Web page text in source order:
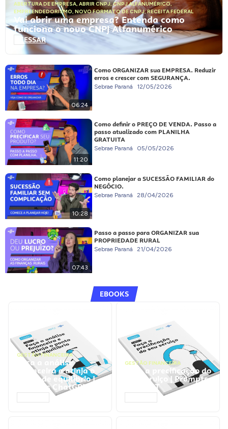
ABERTURA DE EMPRESA, ABRIR CNPJ,CNPJ ALFANUMÉRICO,
EMPREENDEDORISMO, NOVO FORMATO DE CNPJ,RECEITA FEDERAL
Vai abrir uma empresa? Entenda como
funciona o novo CNPJ Alfanumérico
ACESSAR
06:24
Como ORGANIZAR sua EMPRESA. Reduzir
erros e crescer com SEGURANÇA.
Sebrae Paraná 12/05/2026
11:20
Como definir o PREÇO DE VENDA. Passo a
passo atualizado com PLANILHA
GRATUITA
Sebrae Paraná 05/05/2026
10:28
Como planejar a SUCESSÃO FAMILIAR do
NEGÓCIO.
Sebrae Paraná 28/04/2026
07:43
Passo a passo para ORGANIZAR sua
PROPRIEDADE RURAL
Sebrae Paraná 21/04/2026
EBOOKS
GESTÃO FINANCEIRA
Faça a análise
financeira e atinja o
ponto de equilíbrio |
Prompts ChatGPT
GESTÃO FINANCEIRA
Faça a precificação do
seu serviço | Prompts
ChatGPT